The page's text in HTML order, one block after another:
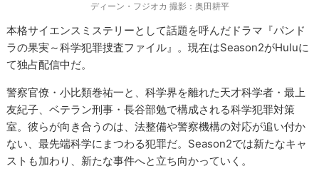
ディーン・フジオカ 撮影：奥田耕平
本格サイエンスミステリーとして話題を呼んだドラマ『パンド
ラの果実～科学犯罪捜査ファイル』。現在はSeason2がHuluに
て独占配信中だ。
警察官僚・小比類巻祐一と、科学界を離れた天才科学者・最上
友紀子、ベテラン刑事・長谷部勉で構成される科学犯罪対策
室。彼らが向き合うのは、法整備や警察機構の対応が追い付か
ない、最先端科学にまつわる犯罪だ。Season2では新たなキャ
ストも加わり、新たな事件へと立ち向かっていく。